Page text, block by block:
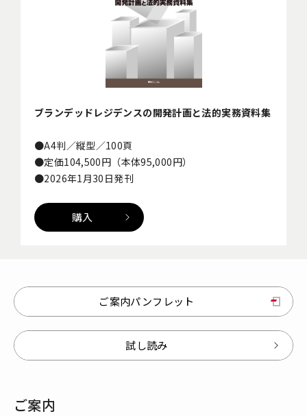
ブランデッドレジデンスの開発計画と法的実務資料集
●A4判／縦型／100頁
●定価104,500円（本体95,000円）
●2026年1月30日発刊
購入
ご案内パンフレット
試し読み
ご案内